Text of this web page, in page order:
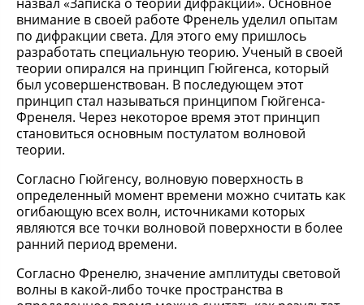
внимание в своей работе Френель уделил опытам
по дифракции света. Для этого ему пришлось
разработать специальную теорию. Ученый в своей
теории опирался на принцип Гюйгенса, который
был усовершенствован. В последующем этот
принцип стал называться принципом Гюйгенса-
Френеля. Через некоторое время этот принцип
становиться основным постулатом волновой
теории.
Согласно Гюйгенсу, волновую поверхность в
определенный момент времени можно считать как
огибающую всех волн, источниками которых
являются все точки волновой поверхности в более
ранний период времени.
Согласно Френелю, значение амплитуды световой
волны в какой-либо точке пространства в